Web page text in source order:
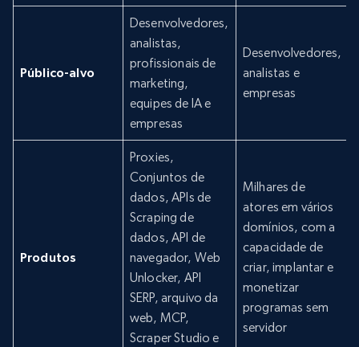
Público-alvo
Desenvolvedores,
analistas,
profissionais de
marketing,
equipes de IA e
empresas
Desenvolvedores,
analistas e
empresas
Produtos
Proxies,
Conjuntos de
dados, APIs de
Scraping de
dados, API de
navegador, Web
Unlocker, API
SERP, arquivo da
web, MCP,
Scraper Studio e
Milhares de
atores em vários
domínios, com a
capacidade de
criar, implantar e
monetizar
programas sem
servidor